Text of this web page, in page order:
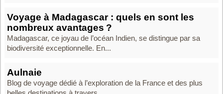
Voyage à Madagascar : quels en sont les
nombreux avantages ?
Madagascar, ce joyau de l’océan Indien, se distingue par sa
biodiversité exceptionnelle. En...
Aulnaie
Blog de voyage dédié à l’exploration de la France et des plus